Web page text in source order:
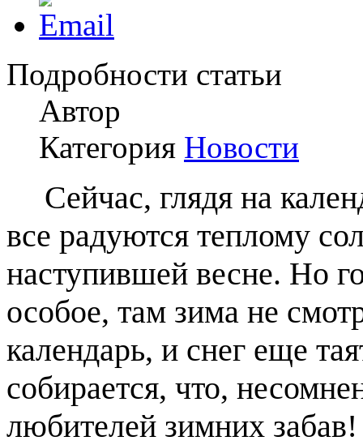
Подробности статьи
Автор
Категория Новости
Сейчас, глядя на
все радуются теплому
наступившей весне. Но
особое, там зима не
календарь, и снег еще
собирается, что,
любителей зимних забав!